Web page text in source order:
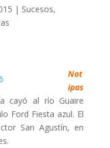
| Sucesos,
Not
ipas
cayó al río Guaire
Ford Fiesta azul. El
San Agustín, en